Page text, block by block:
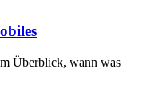
Überblick, wann was